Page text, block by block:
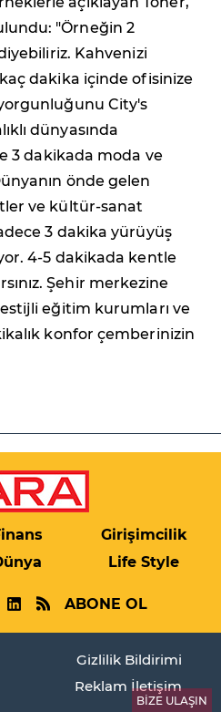
"Örneğin 2
Kahvenizi
dakika içinde ofisinize
City's
dünyasında
3 dakikada moda ve
önde gelen
ve kültür-sanat
3 dakika yürüyüş
4-5 dakikada kentle
Şehir merkezine
eğitim kurumları ve
konfor çemberinizin
Girişimcilik
Life Style
ABONE OL
Gizlilik Bildirimi
Reklam İletişim
BİZE ULAŞIN